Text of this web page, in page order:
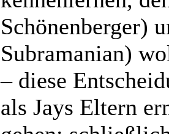
Schönenberger)
Subramanian)
– diese
als Jays Eltern